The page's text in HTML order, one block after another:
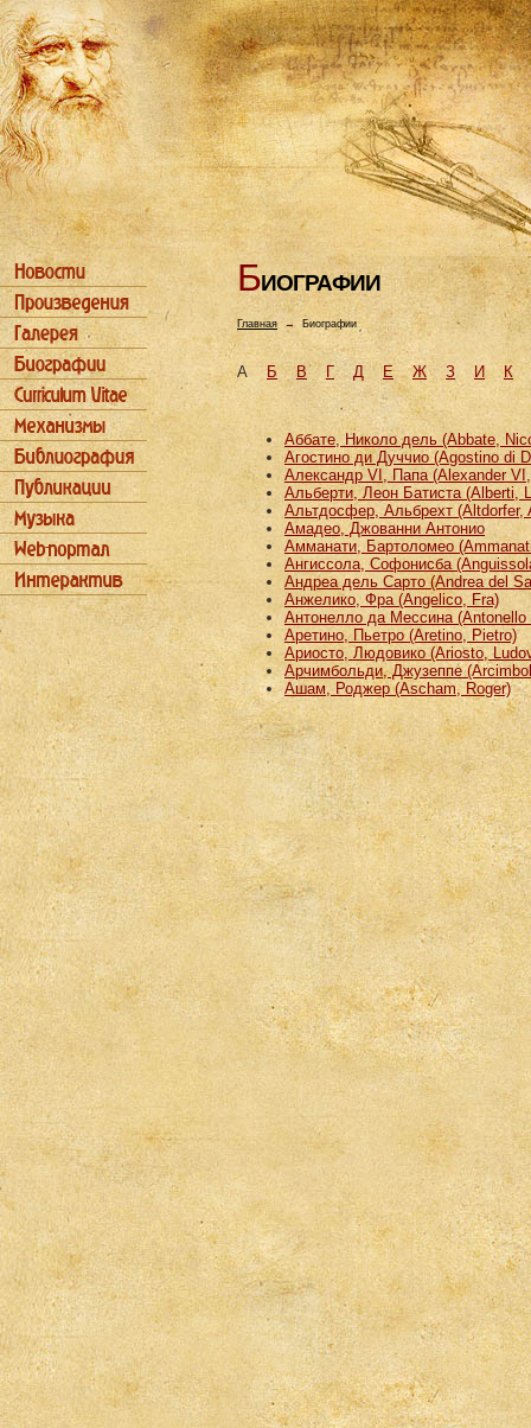
БИОГРАФИИ
Главная→ Биографии
АБ В Г Д Е Ж З И К
Аббате, Николо дель (Abbate,
Агостино ди Дуччио (Agostino di
Александр VI, Папа (Alexander
Альберти, Леон Батиста (Alberti,
Альтдосфер, Альбрехт (Altdorfer,
Амадео, Джованни Антонио
Амманати, Бартоломео
Ангиссола, Софонисба
Андреа дель Сарто (Andrea del
Анжелико, Фра (Angelico, Fra)
Антонелло да Мессина (Antonello
Аретино, Пьетро (Aretino, Pietro)
Ариосто, Людовико (Ariosto,
Арчимбольди, Джузеппе
Ашам, Роджер (Ascham, Roger)